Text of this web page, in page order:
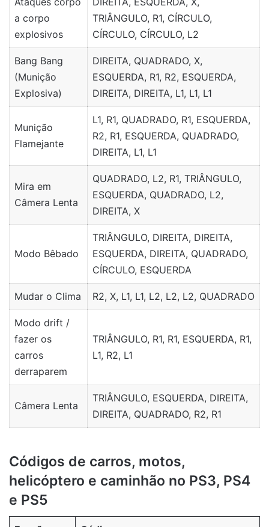
a corpo
explosivos
TRIÂNGULO, R1, CÍRCULO,
CÍRCULO, CÍRCULO, L2
Bang Bang
(Munição
Explosiva)
DIREITA, QUADRADO, X,
ESQUERDA, R1, R2, ESQUERDA,
DIREITA, DIREITA, L1, L1, L1
Munição
Flamejante
L1, R1, QUADRADO, R1, ESQUERDA,
R2, R1, ESQUERDA, QUADRADO,
DIREITA, L1, L1
Mira em
Câmera Lenta
QUADRADO, L2, R1, TRIÂNGULO,
ESQUERDA, QUADRADO, L2,
DIREITA, X
Modo Bêbado
TRIÂNGULO, DIREITA, DIREITA,
ESQUERDA, DIREITA, QUADRADO,
CÍRCULO, ESQUERDA
Mudar o Clima R2, X, L1, L1, L2, L2, L2, QUADRADO
Modo drift /
fazer os
carros
derraparem
TRIÂNGULO, R1, R1, ESQUERDA, R1,
L1, R2, L1
Câmera Lenta
TRIÂNGULO, ESQUERDA, DIREITA,
DIREITA, QUADRADO, R2, R1
Códigos de carros, motos,
helicóptero e caminhão no PS3, PS4
e PS5